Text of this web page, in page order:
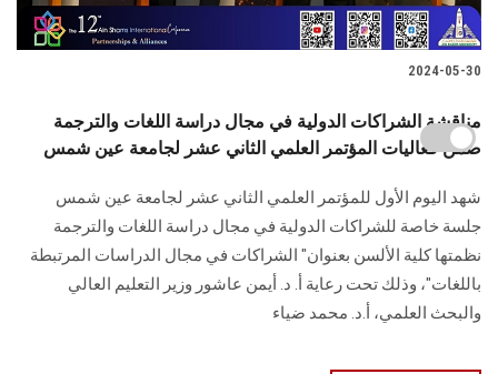
2024-05-30
مناقشة الشراكات الدولية في مجال دراسة اللغات والترجمة
ضمن فعاليات المؤتمر العلمي الثاني عشر لجامعة عين شمس
شهد اليوم الأول للمؤتمر العلمي الثاني عشر لجامعة عين شمس
جلسة خاصة للشراكات الدولية ‏في مجال دراسة اللغات والترجمة
نظمتها كلية الألسن بعنوان" الشراكات في مجال الدراسات ‏المرتبطة
باللغات"، وذلك تحت رعاية أ. د. أيمن عاشور وزير التعليم العالي
والبحث العلمي، ‏أ.د. محمد ضياء ‏